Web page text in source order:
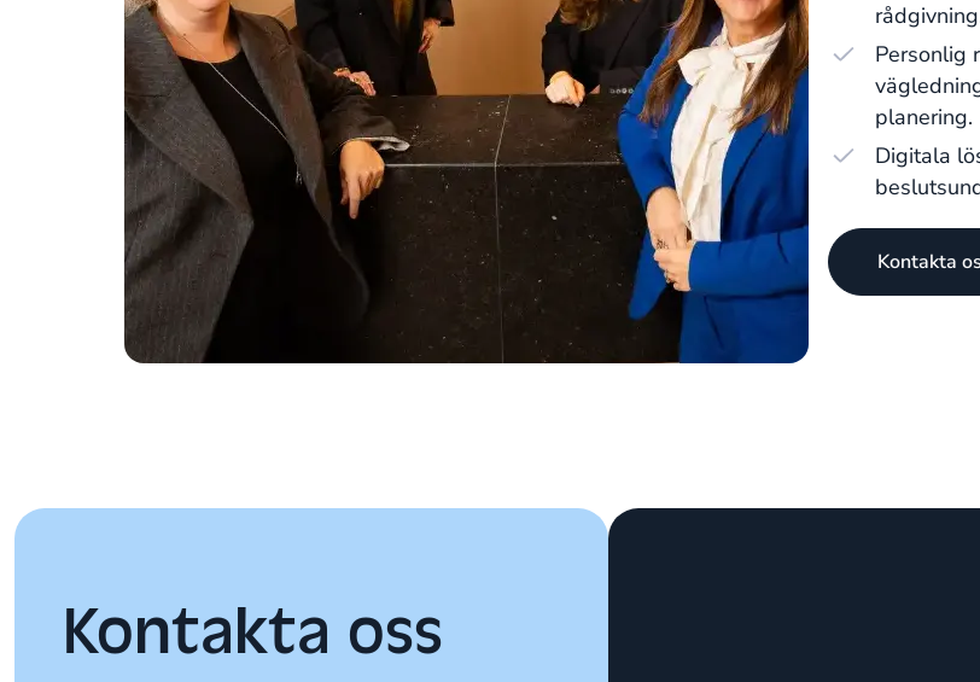
Personlig
planering.
Digitala
Kontakta
Kontakta oss